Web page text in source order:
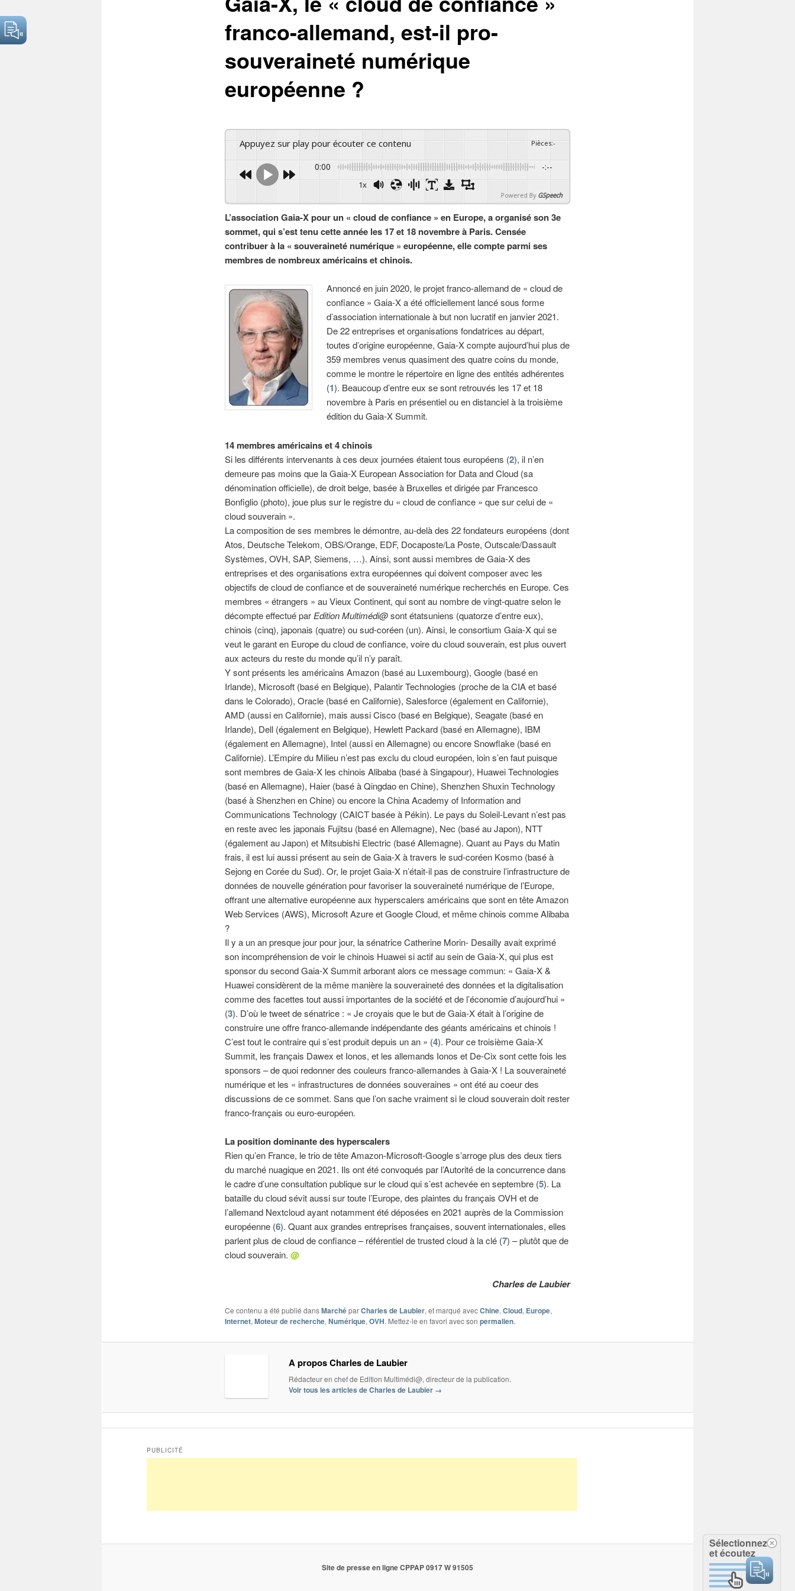
franco-allemand, est-il pro-
souveraineté numérique
européenne ?
Appuyez sur play pour écouter ce contenu Pièces:-
0:00 -:--
1x
Powered By GSpeech
L’association Gaia-X pour un « cloud de confiance » en Europe, a organisé son 3e
sommet, qui s’est tenu cette année les 17 et 18 novembre à Paris. Censée
contribuer à la « souveraineté numérique » européenne, elle compte parmi ses
membres de nombreux américains et chinois.
Annoncé en juin 2020, le projet franco-allemand de « cloud de
confiance » Gaia-X a été officiellement lancé sous forme
d’association internationale à but non lucratif en janvier 2021.
De 22 entreprises et organisations fondatrices au départ,
toutes d’origine européenne, Gaia-X compte aujourd’hui plus de
359 membres venus quasiment des quatre coins du monde,
comme le montre le répertoire en ligne des entités adhérentes
(1). Beaucoup d’entre eux se sont retrouvés les 17 et 18
novembre à Paris en présentiel ou en distanciel à la troisième
édition du Gaia-X Summit.
14 membres américains et 4 chinois
Si les différents intervenants à ces deux journées étaient tous européens (2), il n’en
demeure pas moins que la Gaia-X European Association for Data and Cloud (sa
dénomination officielle), de droit belge, basée à Bruxelles et dirigée par Francesco
Bonfiglio (photo), joue plus sur le registre du « cloud de confiance » que sur celui de «
cloud souverain ».
La composition de ses membres le démontre, au-delà des 22 fondateurs européens (dont
Atos, Deutsche Telekom, OBS/Orange, EDF, Docaposte/La Poste, Outscale/Dassault
Systèmes, OVH, SAP, Siemens, …). Ainsi, sont aussi membres de Gaia-X des
entreprises et des organisations extra européennes qui doivent composer avec les
objectifs de cloud de confiance et de souveraineté numérique recherchés en Europe. Ces
membres « étrangers » au Vieux Continent, qui sont au nombre de vingt-quatre selon le
décompte effectué par Edition Multimédi@sont étatsuniens (quatorze d’entre eux),
chinois (cinq), japonais (quatre) ou sud-coréen (un). Ainsi, le consortium Gaia-X qui se
veut le garant en Europe du cloud de confiance, voire du cloud souverain, est plus ouvert
aux acteurs du reste du monde qu’il n’y paraît.
Y sont présents les américains Amazon (basé au Luxembourg), Google (basé en
Irlande), Microsoft (basé en Belgique), Palantir Technologies (proche de la CIA et basé
dans le Colorado), Oracle (basé en Californie), Salesforce (également en Californie),
AMD (aussi en Californie), mais aussi Cisco (basé en Belgique), Seagate (basé en
Irlande), Dell (également en Belgique), Hewlett Packard (basé en Allemagne), IBM
(également en Allemagne), Intel (aussi en Allemagne) ou encore Snowflake (basé en
Californie). L’Empire du Milieu n’est pas exclu du cloud européen, loin s’en faut puisque
sont membres de Gaia-X les chinois Alibaba (basé à Singapour), Huawei Technologies
(basé en Allemagne), Haier (basé à Qingdao en Chine), Shenzhen Shuxin Technology
(basé à Shenzhen en Chine) ou encore la China Academy of Information and
Communications Technology (CAICT basée à Pékin). Le pays du Soleil-Levant n’est pas
en reste avec les japonais Fujitsu (basé en Allemagne), Nec (basé au Japon), NTT
(également au Japon) et Mitsubishi Electric (basé Allemagne). Quant au Pays du Matin
frais, il est lui aussi présent au sein de Gaia-X à travers le sud-coréen Kosmo (basé à
Sejong en Corée du Sud). Or, le projet Gaia-X n’était-il pas de construire l’infrastructure de
données de nouvelle génération pour favoriser la souveraineté numérique de l’Europe,
offrant une alternative européenne aux hyperscalers américains que sont en tête Amazon
Web Services (AWS), Microsoft Azure et Google Cloud, et même chinois comme Alibaba
?
Il y a un an presque jour pour jour, la sénatrice Catherine Morin- Desailly avait exprimé
son incompréhension de voir le chinois Huawei si actif au sein de Gaia-X, qui plus est
sponsor du second Gaia-X Summit arborant alors ce message commun: « Gaia-X &
Huawei considèrent de la même manière la souveraineté des données et la digitalisation
comme des facettes tout aussi importantes de la société et de l’économie d’aujourd’hui »
(3). D’où le tweet de sénatrice : « Je croyais que le but de Gaia-X était à l’origine de
construire une offre franco-allemande indépendante des géants américains et chinois !
C’est tout le contraire qui s’est produit depuis un an » (4). Pour ce troisième Gaia-X
Summit, les français Dawex et Ionos, et les allemands Ionos et De-Cix sont cette fois les
sponsors – de quoi redonner des couleurs franco-allemandes à Gaia-X ! La souveraineté
numérique et les « infrastructures de données souveraines » ont été au coeur des
discussions de ce sommet. Sans que l’on sache vraiment si le cloud souverain doit rester
franco-français ou euro-européen.
La position dominante des hyperscalers
Rien qu’en France, le trio de tête Amazon-Microsoft-Google s’arroge plus des deux tiers
du marché nuagique en 2021. Ils ont été convoqués par l’Autorité de la concurrence dans
le cadre d’une consultation publique sur le cloud qui s’est achevée en septembre (5). La
bataille du cloud sévit aussi sur toute l’Europe, des plaintes du français OVH et de
l’allemand Nextcloud ayant notamment été déposées en 2021 auprès de la Commission
européenne (6). Quant aux grandes entreprises françaises, souvent internationales, elles
parlent plus de cloud de confiance – référentiel de trusted cloud à la clé (7) – plutôt que de
cloud souverain. @
Charles de Laubier
Ce contenu a été publié dansMarchéparCharles de Laubier, et marqué avecChine, Cloud, Europe,
Internet, Moteur de recherche, Numérique, OVH. Mettez-le en favori avec son permalien.
A propos Charles de Laubier
Rédacteur en chef de Edition Multimédi@, directeur de la publication.
Voir tous les articles de Charles de Laubier →
PUBLICITÉ
Site de presse en ligne CPPAP 0917 W 91505
Sélectionnez
et écoutez